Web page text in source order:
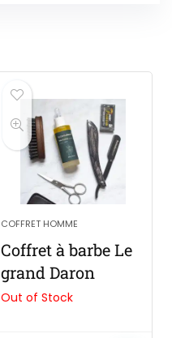
COFFRET HOMME
Coffret à barbe Le
grand Daron
Out of Stock